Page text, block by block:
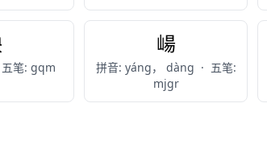
五笔: gqm
崵
拼音: yáng， dàng · 五笔:
mjgr